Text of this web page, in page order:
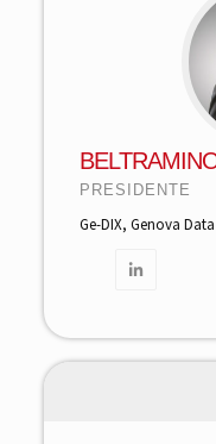
PRESIDENTE
Ge-DIX, Genova